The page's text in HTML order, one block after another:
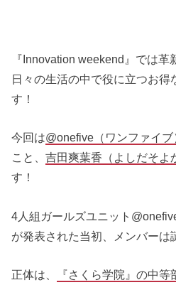
『Innovation weekend』では革
日々の生活の中で役に立つお得
す！
今回は@onefive（ワンファイブ
こと、吉田爽葉香（よしだそよ
す！
4人組ガールズユニット
が発表された当初、メンバーは
正体は、
『さくら学院』の中